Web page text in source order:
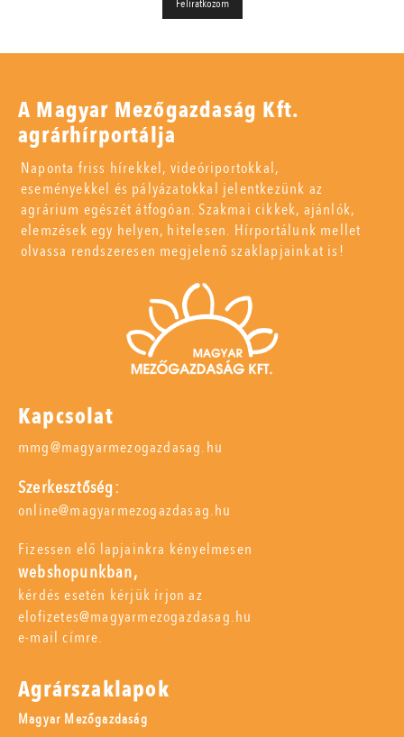
A Magyar Mezőgazdaság Kft.
agrárhírportálja
Naponta friss hírekkel, videóriportokkal,
eseményekkel és pályázatokkal jelentkezünk az
agrárium egészét átfogóan. Szakmai cikkek, ajánlók,
elemzések egy helyen, hitelesen. Hírportálunk mellet
olvassa rendszeresen megjelenő szaklapjainkat is!
Kapcsolat
mmg@magyarmezogazdasag.hu
Szerkesztőség:
online@magyarmezogazdasag.hu
Fizessen elő lapjainkra kényelmesen
webshopunkban,
kérdés esetén kérjük írjon az
elofizetes@magyarmezogazdasag.hu
e-mail címre.
Agrárszaklapok
Magyar Mezőgazdaság